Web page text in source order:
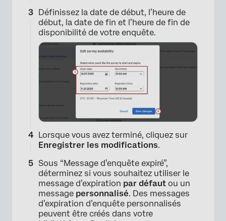
×
Définissez la date de début, l’heure de
début, la date de fin et l’heure de fin de
disponibilité de votre enquête.
Lorsque vous avez terminé, cliquez sur
Enregistrer les modifications.
Sous “Message d’enquête expiré”,
déterminez si vous souhaitez utiliser le
message d’expiration par défaut ou un
message personnalisé. Des messages
d’expiration d’enquête personnalisés
peuvent être créés dans votre